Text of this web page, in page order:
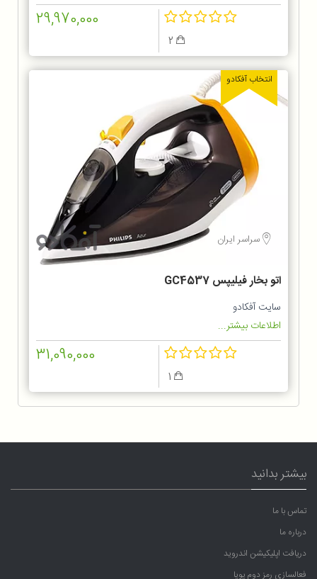
29,970,000
انتخاب آفکادو
سراسر ایران
اتو بخار فیلیپس GC4537
سایت آفکادو
اطلاعات بیشتر...
31,090,000
بیشتر بدانید
تماس با ما
درباره ما
دریافت اپلیکیشن اندروید
فعالسازی رمز دوم پویا